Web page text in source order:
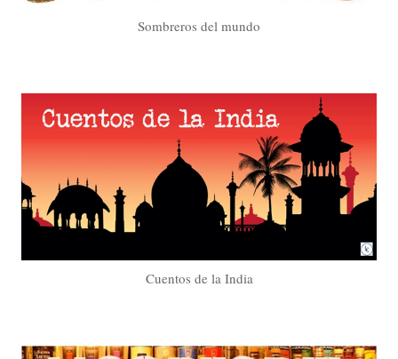
Sombreros del mundo
Cuentos de la India